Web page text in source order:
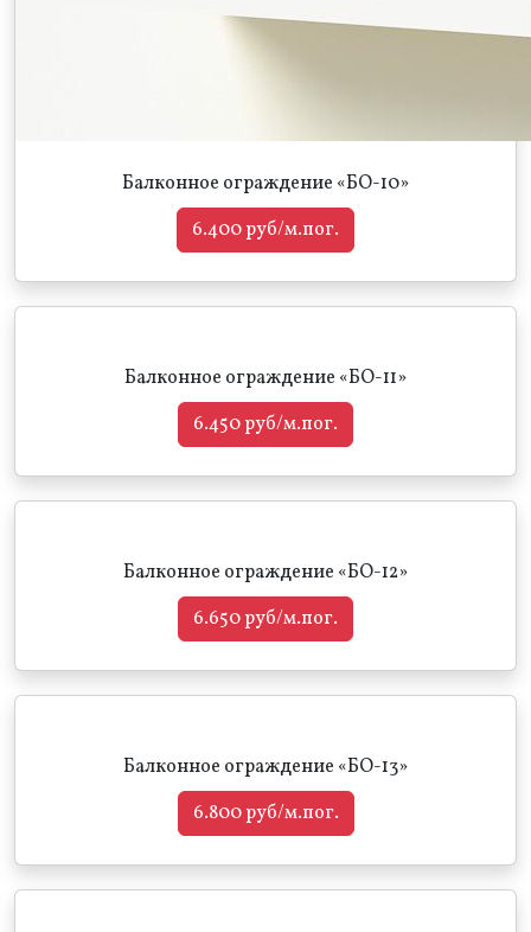
Балконное ограждение «БО-10»
6.400 руб/м.пог.
Балконное ограждение «БО-11»
6.450 руб/м.пог.
Балконное ограждение «БО-12»
6.650 руб/м.пог.
Балконное ограждение «БО-13»
6.800 руб/м.пог.